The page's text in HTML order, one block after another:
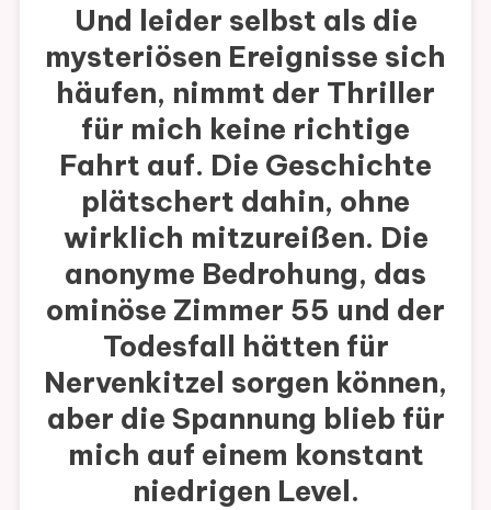
Und leider selbst als die
mysteriösen Ereignisse sich
häufen, nimmt der Thriller
für mich keine richtige
Fahrt auf. Die Geschichte
plätschert dahin, ohne
wirklich mitzureißen. Die
anonyme Bedrohung, das
ominöse Zimmer 55 und der
Todesfall hätten für
Nervenkitzel sorgen können,
aber die Spannung blieb für
mich auf einem konstant
niedrigen Level.